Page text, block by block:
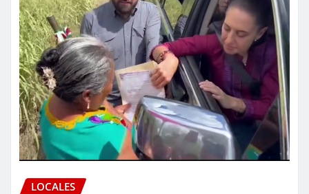
LOCALES